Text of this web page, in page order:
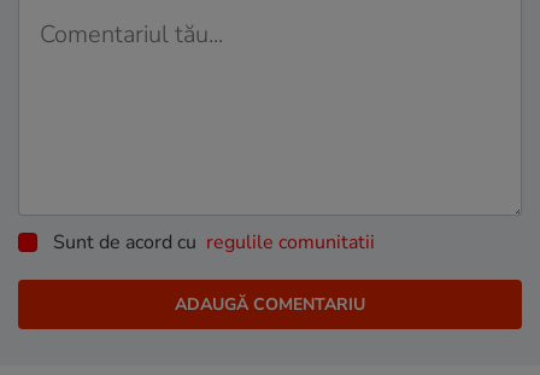
Sunt de acord cu regulile comunitatii